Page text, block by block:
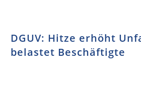
DGUV: Hitze erhöht
belastet Beschäftigte